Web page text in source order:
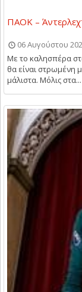
ΠΑΟΚ –
06 Αυγούστου
Με το καλησπέρα
θα είναι στρωμένη
μάλιστα. Μόλις στα...